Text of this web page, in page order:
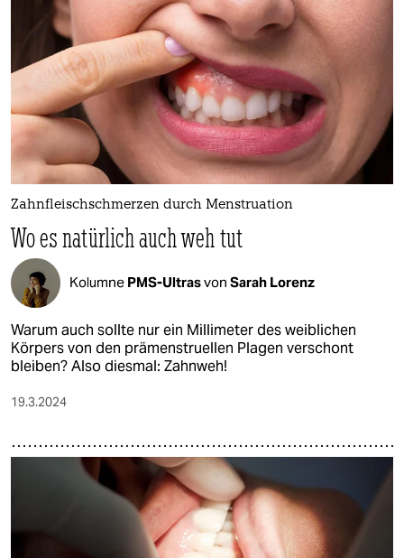
Zahnfleischschmerzen durch Menstruation
Wo es natürlich auch weh tut
Kolumne PMS-Ultrasvon Sarah Lorenz
Warum auch sollte nur ein Millimeter des weiblichen
Körpers von den prämenstruellen Plagen verschont
bleiben? Also diesmal: Zahnweh!
19.3.2024